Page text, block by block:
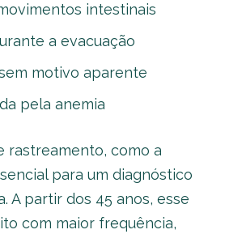
intestinais
a evacuação
motivo aparente
pela anemia
rastreamento, como a
para um diagnóstico
A partir dos 45 anos, esse
com maior frequência,